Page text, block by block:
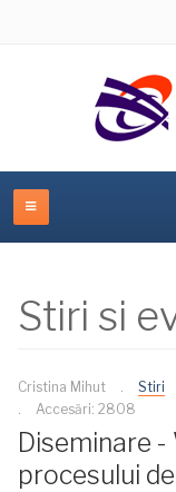
Stiri si
Cristina Mihut Stiri
Accesări: 2808
Diseminare
procesului